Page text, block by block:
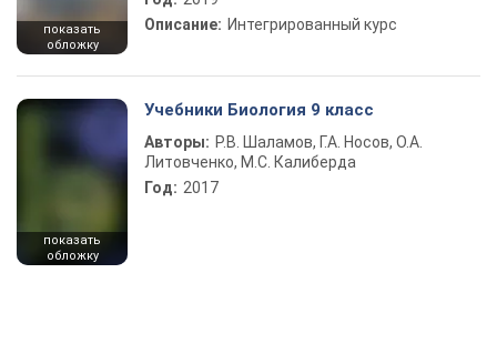
показать
обложку
Описание: Интегрированный курс
показать
обложку
Учебники Биология 9 класс
Авторы: Р.В. Шаламов, Г.А. Носов, О.А.
Литовченко, М.С. Калиберда
Год: 2017